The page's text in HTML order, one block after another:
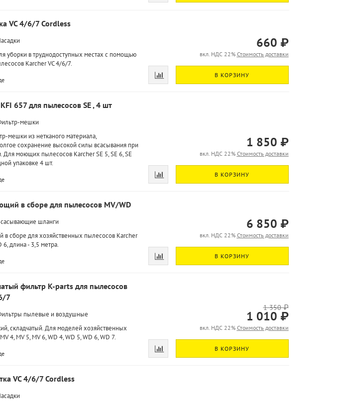
VC 4/6/7 Cordless
уборки в труднодоступных местах с помощью
Karcher VC 4/6/7.
660 ₽
вкл. НДС 22% Стоимость доставки
В КОРЗИНУ
657 для пылесосов SE , 4 шт
мешки
мешки из нетканого материала,
сохранение высокой силы всасывания при
моющих пылесосов Karcher SE 5, SE 6, SE
упаковке 4 шт.
1 850 ₽
вкл. НДС 22% Стоимость доставки
В КОРЗИНУ
в сборе для пылесосов MV/WD
шланги
в сборе для хозяйственных пылесосов Karcher
длина - 3,5 метра.
6 850 ₽
вкл. НДС 22% Стоимость доставки
В КОРЗИНУ
фильтр K-parts для пылесосов
7
пылевые и воздушные
складчатый. Для моделей хозяйственных
4, MV 5, MV 6, WD 4, WD 5, WD 6, WD 7.
1 350 ₽
1 010 ₽
вкл. НДС 22% Стоимость доставки
В КОРЗИНУ
VC 4/6/7 Cordless